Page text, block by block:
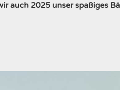
auch 2025 unser spaßiges